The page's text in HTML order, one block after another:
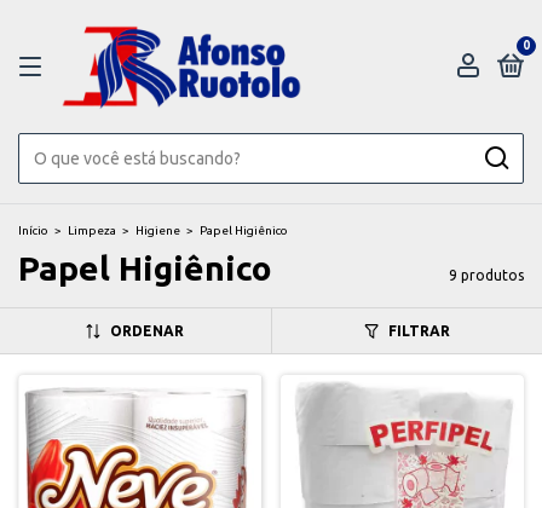
0
Início > Limpeza > Higiene > Papel Higiênico
Papel Higiênico 9 produtos
ORDENAR FILTRAR